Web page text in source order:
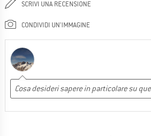
SCRIVI UNA RECENSIONE
CONDIVIDI UN'IMMAGINE